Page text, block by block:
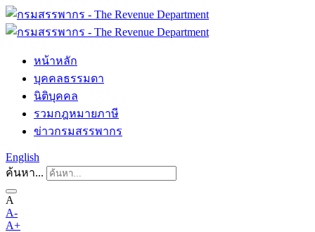
หน้าหลัก
บุคคลธรรมดา
นิติบุคคล
รวมกฎหมายภาษี
ข่าวกรมสรรพากร
English
ค้นหา...
A
A-
A+